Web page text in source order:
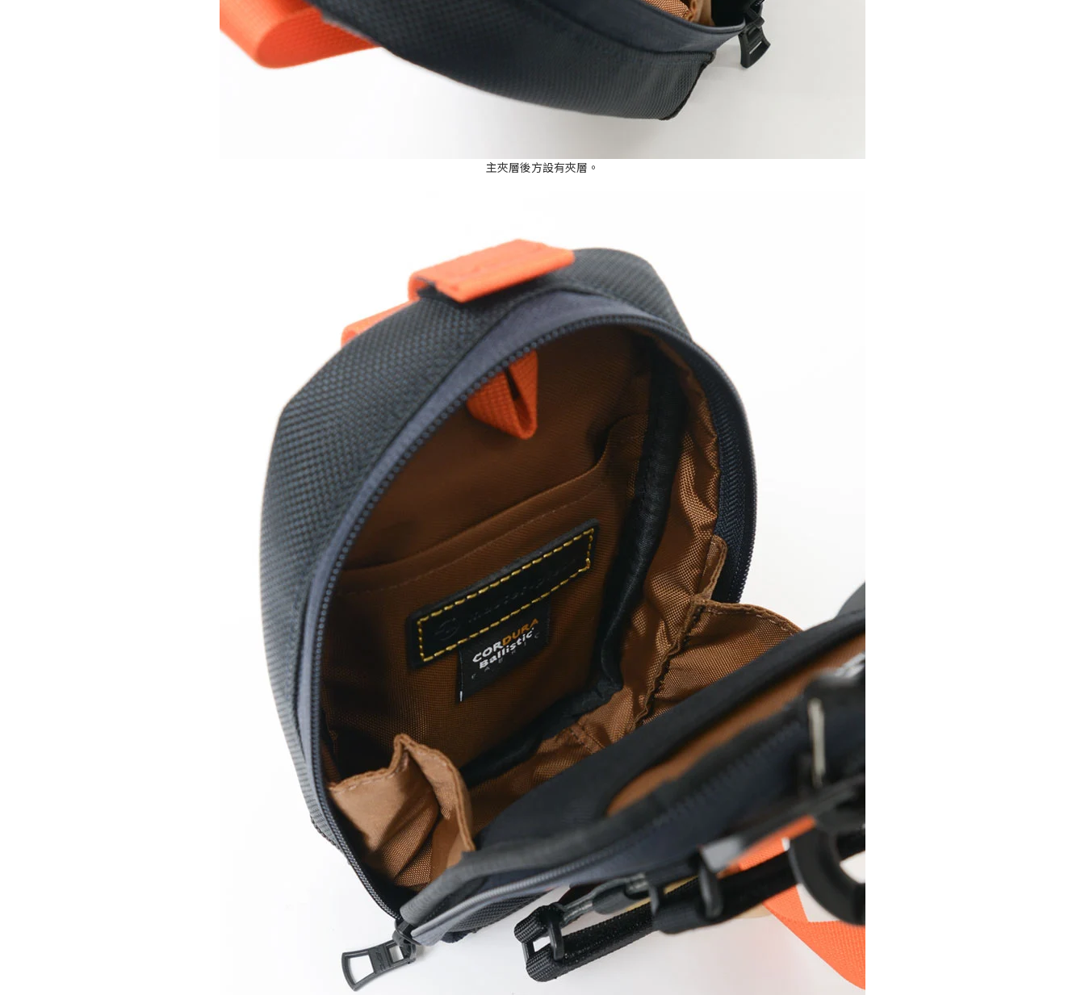
主夾層後方設有夾層。